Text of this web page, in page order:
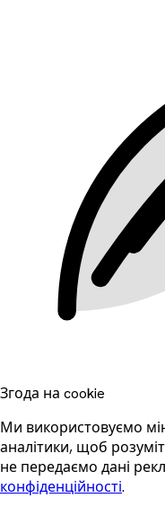
Згода на cookie
Ми використовуємо
аналітики, щоб
не передаємо дані
конфіденційності.